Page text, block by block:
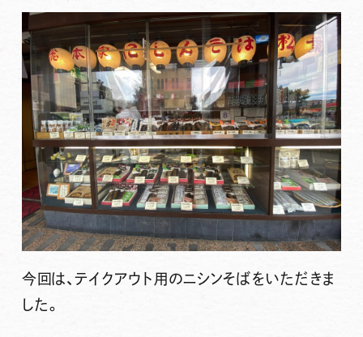
今回は、テイクアウト用のニシンそばをいただきま
した。